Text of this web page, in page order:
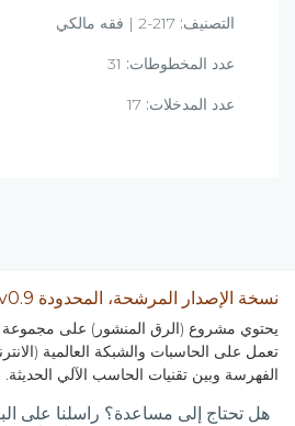
التصنيف:
عدد المخطوطات:
عدد المدخلات:
نسخة الإصدار المرشحة، المحدودة v0.9
يحتوي مشروع (الرق المنشور) على مجموعة
تعمل على الحاسبات والشبكة العالمية
الفهرسة وبين تقنيات الحاسب الآلي الحديثة.
هل تحتاج إلى مساعدة؟ راسلنا على